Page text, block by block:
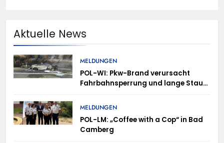
Aktuelle News
MELDUNGEN
POL-WI: Pkw-Brand verursacht
Fahrbahnsperrung und lange Staus
MELDUNGEN
POL-LM: „Coffee with a Cop“ in Bad
Camberg